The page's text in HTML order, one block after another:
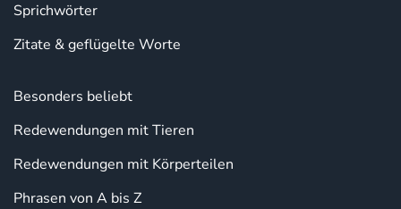
Sprichwörter
Zitate & geflügelte Worte
Besonders beliebt
Redewendungen mit Tieren
Redewendungen mit Körperteilen
Phrasen von A bis Z